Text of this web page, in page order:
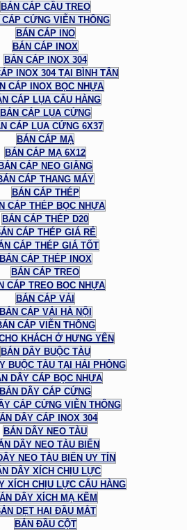
BÁN CÁP CẦU TREO
CỨNG VIỄN THÔNG
BÁN CÁP INO
BÁN CÁP INOX
BÁN CÁP INOX 304
INOX 304 TẠI BÌNH TÂN
CÁP INOX BỌC NHỰA
CÁP LỤA CẨU HÀNG
BÁN CÁP LỤA CỨNG
CÁP LỤA CỨNG 6X37
BÁN CÁP MẠ
BÁN CÁP MẠ 6X12
CÁP NEO GIẰNG
CÁP THANG MÁY
BÁN CÁP THÉP
CÁP THÉP BỌC NHỰA
BÁN CÁP THÉP D20
CÁP THÉP GIÁ RẺ
CÁP THÉP GIÁ TỐT
BÁN CÁP THÉP INOX
BÁN CÁP TREO
CÁP TREO BỌC NHỰA
BÁN CÁP VẢI
BÁN CÁP VẢI HÀ NỘI
CÁP VIỄN THÔNG
KHÁCH Ở HƯNG YÊN
BÁN DÂY BUỘC TÀU
BUỘC TÀU TẠI HẢI PHÒNG
DÂY CÁP BỌC NHỰA
BÁN DÂY CÁP CỨNG
CÁP CỨNG VIỄN THÔNG
DÂY CÁP INOX 304
BÁN DÂY NEO TÀU
DÂY NEO TÀU BIỂN
NEO TÀU BIỂN UY TÍN
DÂY XÍCH CHỊU LỰC
XÍCH CHỊU LỰC CẨU HÀNG
DÂY XÍCH MẠ KẼM
DẸT HAI ĐẦU MẮT
BẢN ĐẦU CỘT